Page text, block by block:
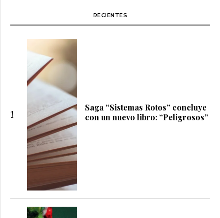
RECIENTES
1
Saga “Sistemas Rotos” concluye
con un nuevo libro: “Peligrosos”